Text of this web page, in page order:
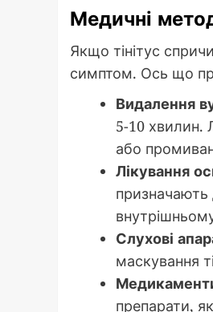
Медичні
Якщо тінітус
симптом. Ось що
Видалення
5-10 хвилин.
або
Лікування
призначають
Слухові
маскування
препарати,